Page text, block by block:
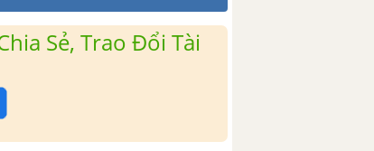
Sẻ, Trao Đổi Tài